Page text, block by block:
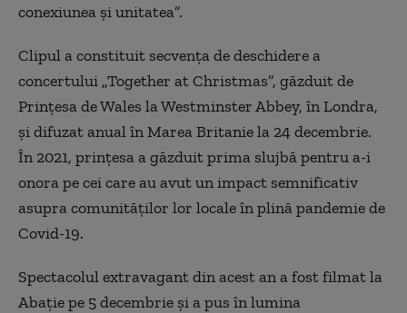
conexiunea şi unitatea”.
Clipul a constituit secvenţa de deschidere a
concertului „Together at Christmas”, găzduit de
Prinţesa de Wales la Westminster Abbey, în Londra,
şi difuzat anual în Marea Britanie la 24 decembrie.
În 2021, prinţesa a găzduit prima slujbă pentru a-i
onora pe cei care au avut un impact semnificativ
asupra comunităţilor lor locale în plină pandemie de
Covid-19.
Spectacolul extravagant din acest an a fost filmat la
Abaţie pe 5 decembrie şi a pus în lumina